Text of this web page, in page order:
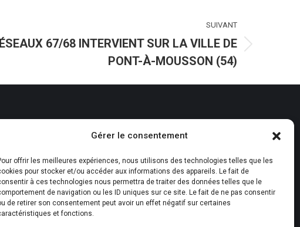
Gérer le consentement
offrir les meilleures expériences, nous utilisons des technologies telles que les
pour stocker et/ou accéder aux informations des appareils. Le fait de
à ces technologies nous permettra de traiter des données telles que le
de navigation ou les ID uniques sur ce site. Le fait de ne pas consentir
de retirer son consentement peut avoir un effet négatif sur certaines
et fonctions.
SUIVANT
67/68 INTERVIENT SUR LA VILLE DE
PONT-À-MOUSSON (54)
Devenez franchisé
Recrutement
Nous contacter